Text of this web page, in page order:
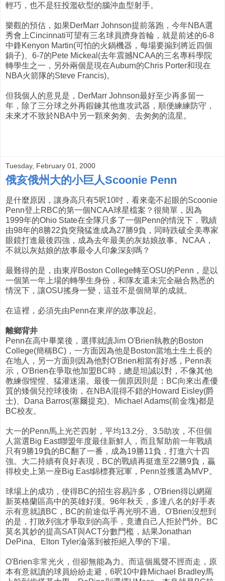
輕巧，也不是狂投濫砍型的腦沖血型射手。
樂觀的預估，如果DerMarr Johnson提前落跑，今年NBA選
秀會上Cincinnati可望有三名球員躋身首輪，就是前述的6-8
中鋒Kenyon Martin(可怕的火鍋機器，每場要搧到將近四個
鍋子)、6-7的Pete Mickeal(去年震撼NCAA的三名專科學院
轉學生之一，另外兩個是現在Auburn的Chris Porter和現在
NBA火箭隊的Steve Francis)。
但我個人的意見是，DerMarr Johnson最好至少再多留一
年，除了三分球之外再鍜鍊其他進攻武器，順便練練防守，
未來才不致於NBA中另一顆來匆匆、去匆匆的流星。
Tuesday, February 01, 2000
俄亥俄州大的小巨人Scoonie Penn
是什麼原因，讓身高只有5呎10吋，看來毫不起眼的Scoonie
Penn登上RBC的第一個NCAA球星檔案？很簡單，因為
1999年的Ohio State在全隊只多了一個Penn的情況下，戰績
由98年的8勝22負突飛猛進成為27勝9負，同時跌破全美專家
眼鏡打進最後四強，成為去年最美的灰姑娘故事。NCAA，
不就以灰姑娘的故事最令人印象深刻嗎？
最難得的是，由東岸Boston College轉至OSU的Penn，是以
一個第一年上場的轉學生身份，和隊友還未完全融合熟悉的
情況下，讓OSU搖身一變，這並不是個簡單的成就。
在這裡，必須先由Penn在東岸的故事說起。
離鄉背井
Penn在高中畢業後，選擇就讀Jim O'Brien執教的Boston
College(簡稱BC)，一方面因為他是Boston當地土生土長的
在地人，另一方面則因為他對O'Brien相當有好感，Penn表
示，O'Brien在爭取他加盟BC時，總是坦誠以對，不像其他
教練假惺惺、猛灌迷湯。最後一個原因則是：BC向來出產優
質的矮個兒控球後衛，在NBA混得不錯的Howard Eisley(爵
士)、Dana Barros(塞爾提克)、Michael Adams(前金塊)都是
BC校友。
大一的Penn馬上光芒四射，平均13.2分、3.5助攻，不但個
人當選Big East聯盟年度最佳新鮮人，而且幫助前一年戰績
只有9勝19負的BC翻了一番，成為19勝11負，打進六十四
強。大二持續有良好表現，BC的戰績再挺進至22勝9負，贏
得校史上第一座Big East錦標賽冠軍，Penn並獲選為MVP。
球場上的成功，使得BC的招生容易許多，O'Brien得以網羅
新英格蘭區高中的英雄好漢。96年秋天，多達八名的好手表
示有意就讀BC，BC的前途似乎再光明不過。O'Brien沒想到
的是，打敗列強才爭取到的高手，竟遭自己人拒於門外。BC
莫名其妙的提高SAT與ACT分數門檻，結果Jonathan
DePina、Elton Tyler淪落到被拒絕入學的下場。
O'Brien非常光火，但卻無能為力。而這個風聲不脛而走，原
本有意就讀的球員紛紛走避，6呎10中鋒Michael Bradley馬